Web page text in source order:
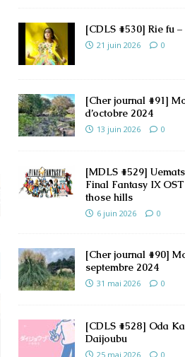
[CDLS #530] Rie fu –
21 juin 2026 0
[Cher journal #91]
d’octobre 2024
13 juin 2026 0
[MDLS #529]
Final Fantasy IX
those hills
6 juin 2026 0
[Cher journal #90]
septembre 2024
31 mai 2026 0
[CDLS #528] Oda
Daijoubu
25 mai 2026 0